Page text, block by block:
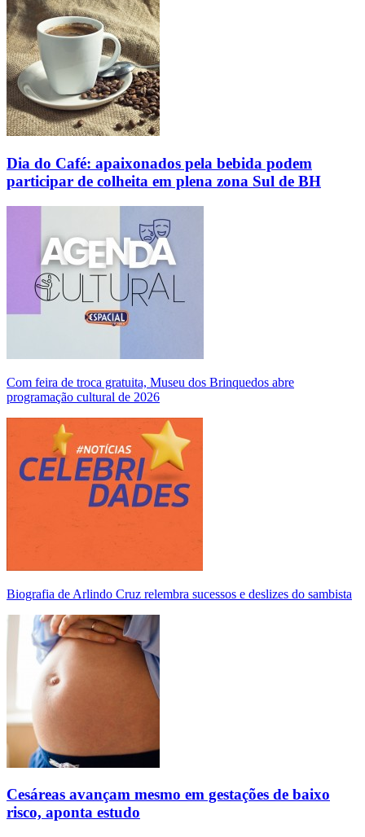
Dia do Café: apaixonados pela bebida podem
participar de colheita em plena zona Sul de BH
Com feira de troca gratuita, Museu dos Brinquedos abre
programação cultural de 2026
Biografia de Arlindo Cruz relembra sucessos e deslizes do sambista
Cesáreas avançam mesmo em gestações de baixo
risco, aponta estudo